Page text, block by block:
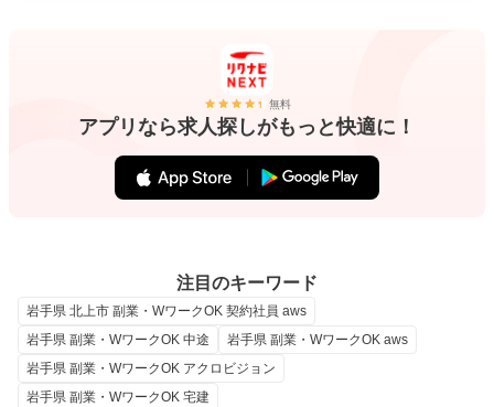
無料
アプリなら求人探しがもっと快適に！
注目のキーワード
岩手県 北上市 副業・WワークOK 契約社員 aws
岩手県 副業・WワークOK 中途
岩手県 副業・WワークOK aws
岩手県 副業・WワークOK アクロビジョン
岩手県 副業・WワークOK 宅建